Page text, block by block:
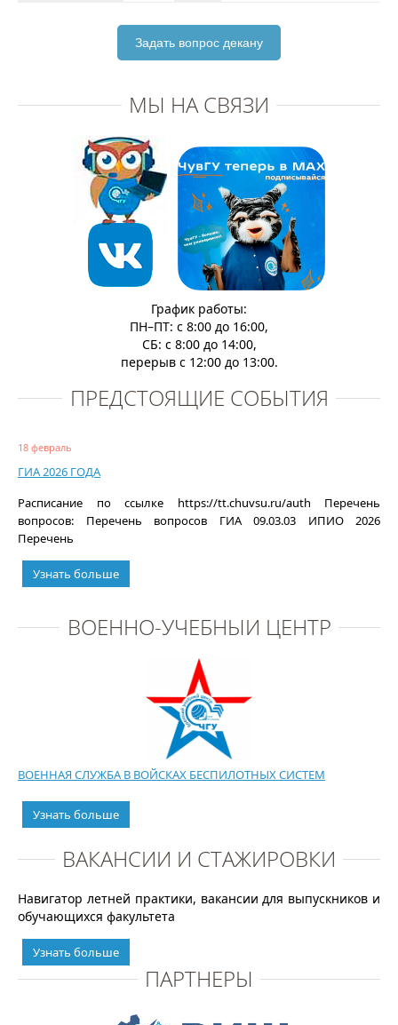
Задать вопрос декану
МЫ НА СВЯЗИ
График работы:
ПН–ПТ: с 8:00 до 16:00,
СБ: с 8:00 до 14:00,
перерыв с 12:00 до 13:00.
ПРЕДСТОЯЩИЕ СОБЫТИЯ
18 февраль
ГИА 2026 ГОДА
Расписание по ссылке https://tt.chuvsu.ru/auth Перечень
вопросов: Перечень вопросов ГИА 09.03.03 ИПИО 2026
Перечень
Узнать больше
ВОЕННО-УЧЕБНЫЙ ЦЕНТР
ВОЕННАЯ СЛУЖБА В ВОЙСКАХ БЕСПИЛОТНЫХ СИСТЕМ
Узнать больше
ВАКАНСИИ И СТАЖИРОВКИ
Навигатор летней практики, вакансии для выпускников и
обучающихся факультета
Узнать больше
ПАРТНЕРЫ